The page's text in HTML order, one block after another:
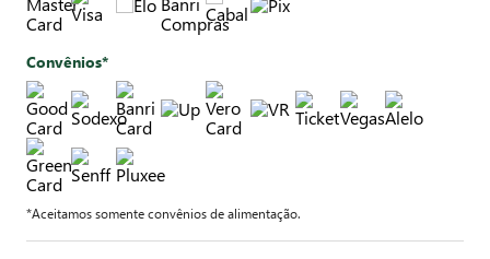
Convênios*
*Aceitamos somente convênios de alimentação.